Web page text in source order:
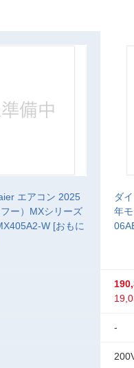
エアコン 2025
ー）MXシリーズ
W [おもに
ダ
年
-